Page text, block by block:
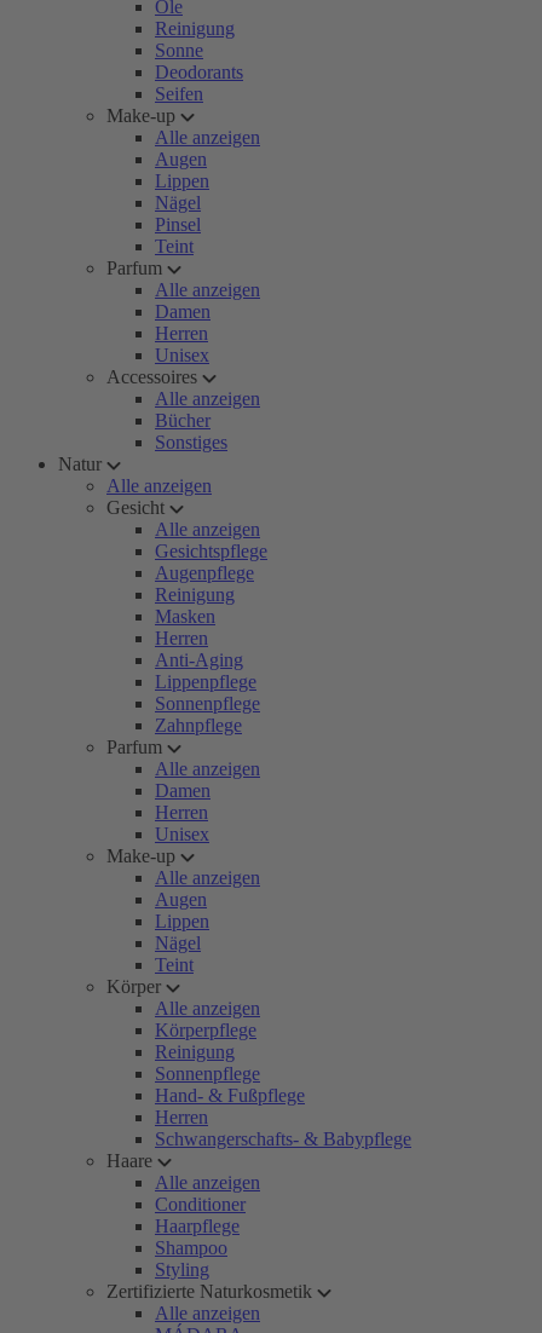
Öle
Reinigung
Sonne
Deodorants
Seifen
Make-up
Alle anzeigen
Augen
Lippen
Nägel
Pinsel
Teint
Parfum
Alle anzeigen
Damen
Herren
Unisex
Accessoires
Alle anzeigen
Bücher
Sonstiges
Natur
Alle anzeigen
Gesicht
Alle anzeigen
Gesichtspflege
Augenpflege
Reinigung
Masken
Herren
Anti-Aging
Lippenpflege
Sonnenpflege
Zahnpflege
Parfum
Alle anzeigen
Damen
Herren
Unisex
Make-up
Alle anzeigen
Augen
Lippen
Nägel
Teint
Körper
Alle anzeigen
Körperpflege
Reinigung
Sonnenpflege
Hand- & Fußpflege
Herren
Schwangerschafts- & Babypflege
Haare
Alle anzeigen
Conditioner
Haarpflege
Shampoo
Styling
Zertifizierte Naturkosmetik
Alle anzeigen